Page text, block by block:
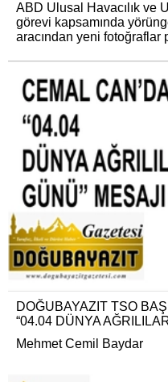
ABD Ulusal Havacılık ve
görevi kapsamında
aracından yeni fotoğraflar
DOĞUBAYAZIT TSO
“04.04 DÜNYA
Mehmet Cemil Baydar